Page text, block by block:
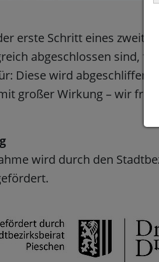
erste Schritt eines
abgeschlossen sind,
Diese wird
großer Wirkung – wir
wird durch den